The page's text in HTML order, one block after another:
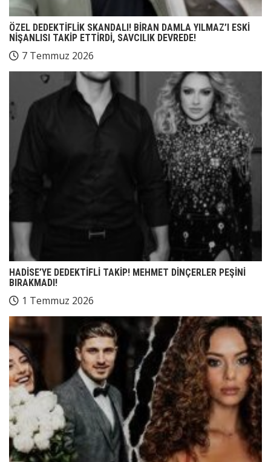
ÖZEL DEDEKTİFLİK SKANDALI! BİRAN DAMLA YILMAZ’I ESKİ
NİŞANLISI TAKİP ETTİRDİ, SAVCILIK DEVREDE!
7 Temmuz 2026
HADİSE’YE DEDEKTİFLİ TAKİP! MEHMET DİNÇERLER PEŞİNİ
BIRAKMADI!
1 Temmuz 2026